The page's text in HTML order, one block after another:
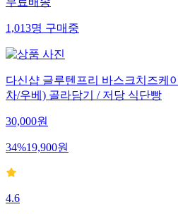
무료배송
1,013명구매중
다신샵 글루텐프리 바스크치즈케
차/우베) 골라담기 / 저당 식단빵
30,000원
34%19,900원
4.6